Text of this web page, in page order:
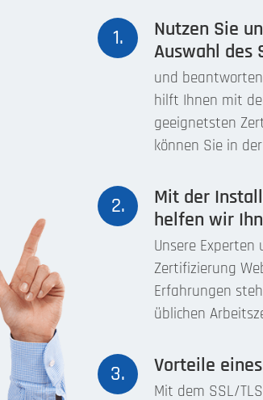
1.
Nutzen Sie
Auswahl des
und
hilft Ihnen mit
geeignetsten
können Sie in
2.
Mit der
helfen wir
Unsere
Zertifizierung
Erfahrungen
üblichen
3. Vorteile
Mit dem SSL/